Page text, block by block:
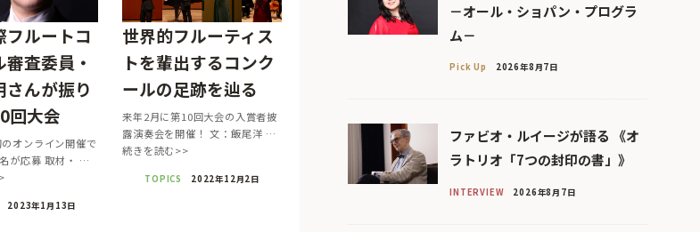
フルートコ
査委員・
さんが振り
回大会
オンライン開催で
が応募 取材・ …
2023年1月13日
世界的フルーティス
トを輩出するコンク
ールの足跡を辿る
来年2月に第10回大会の入賞者披
露演奏会を開催！ 文：飯尾洋 …
続きを読む>>
TOPICS 2022年12月2日
－オール・ショパン・プログラ
ム－
Pick Up 2026年8月7日
ファビオ・ルイージが語る 《オ
ラトリオ「7つの封印の書」》
INTERVIEW 2026年8月7日